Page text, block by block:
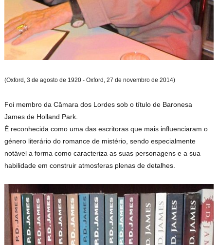
(Oxford, 3 de agosto de 1920 - Oxford, 27 de novembro de 2014)
Foi membro da Câmara dos Lordes sob o título de Baronesa
James de Holland Park.
É reconhecida como uma das escritoras que mais influenciaram o
género literário do romance de mistério, sendo especialmente
notável a forma como caracteriza as suas personagens e a sua
habilidade em construir atmosferas plenas de detalhes.